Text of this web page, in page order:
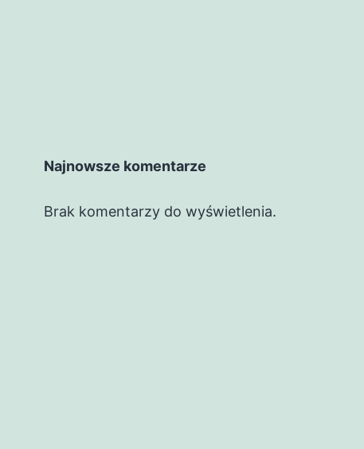
Najnowsze komentarze
Brak komentarzy do wyświetlenia.